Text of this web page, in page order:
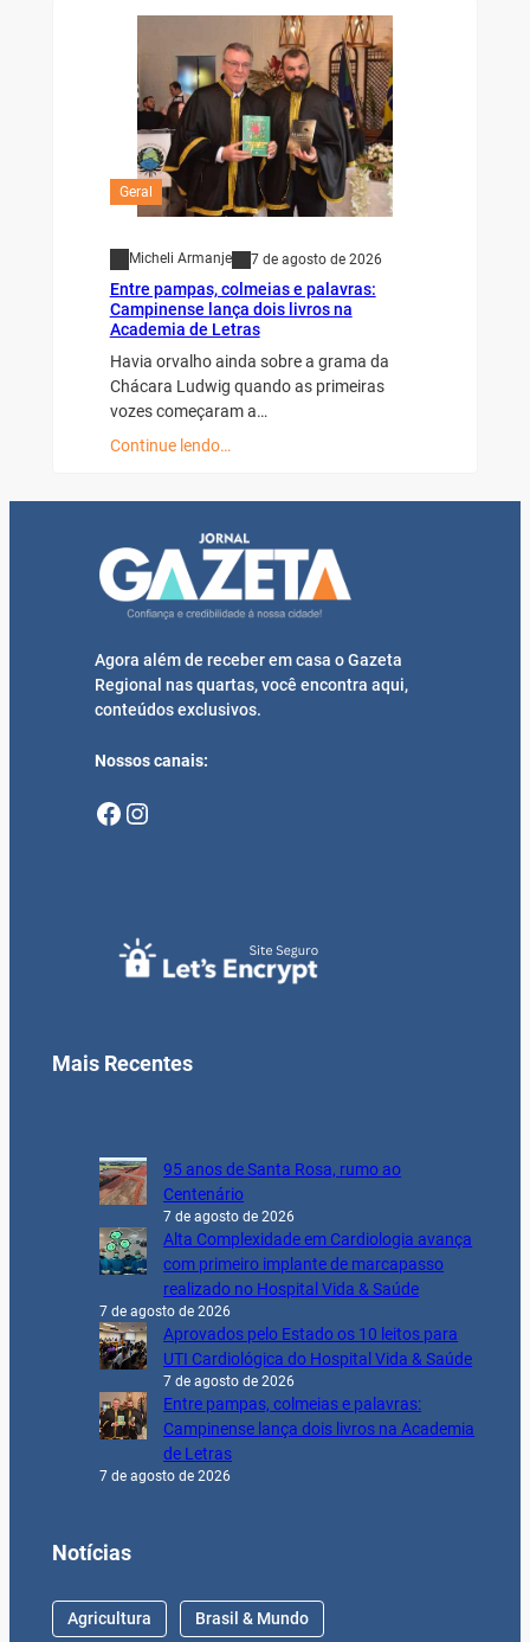
Geral
Micheli Armanje 7 de agosto de 2026
Entre pampas, colmeias e palavras:
Campinense lança dois livros na
Academia de Letras
Havia orvalho ainda sobre a grama da
Chácara Ludwig quando as primeiras
vozes começaram a…
Continue lendo…
Agora além de receber em casa o Gazeta
Regional nas quartas, você encontra aqui,
conteúdos exclusivos.
Nossos canais:
Facebook Instagram
Mais Recentes
95 anos de Santa Rosa, rumo ao
Centenário
7 de agosto de 2026
Alta Complexidade em Cardiologia avança
com primeiro implante de marcapasso
realizado no Hospital Vida & Saúde
7 de agosto de 2026
Aprovados pelo Estado os 10 leitos para
UTI Cardiológica do Hospital Vida & Saúde
7 de agosto de 2026
Entre pampas, colmeias e palavras:
Campinense lança dois livros na Academia
de Letras
7 de agosto de 2026
Notícias
Agricultura Brasil & Mundo